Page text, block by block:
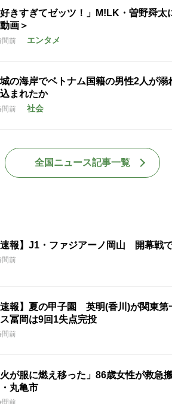
好きすぎてゼッツ！」M!LK・曽野舜
画＞
間前 エンタメ
の海岸でベトナム国籍の男性2人が
まれたか
間前 社会
全国ニュース記事一覧
速報】J1・ファジアーノ岡山 開幕戦
間前
速報】夏の甲子園 英明(香川)が関東第
冨岡は9回1失点完投
間前
火が服に燃え移った」86歳女性が救
丸亀市
間前